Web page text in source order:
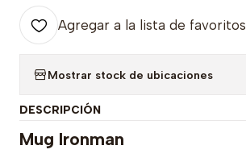
Agregar a la lista de favoritos
Mostrar stock de ubicaciones
DESCRIPCIÓN
Mug Ironman